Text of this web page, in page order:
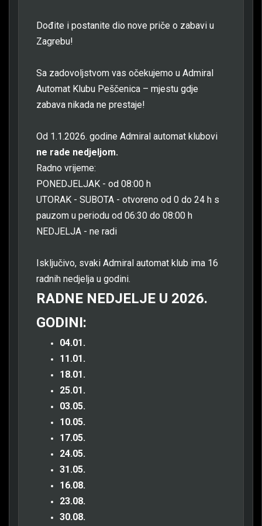
Dođite i postanite dio nove priče o zabavi u
Zagrebu!
Sa zadovoljstvom vas očekujemo u Admiral
Automat Klubu Peščenica – mjestu gdje
zabava nikada ne prestaje!
Od 1.1.2026. godine Admiral automat klubovi
ne rade nedjeljom.
Radno vrijeme:
PONEDJELJAK - od 08:00 h
UTORAK - SUBOTA - otvoreno od 0 do 24 h s
pauzom u periodu od 06:30 do 08:00 h
NEDJELJA - ne radi
Isključivo, svaki Admiral automat klub ima 16
radnih nedjelja u godini.
RADNE NEDJELJE U 2026.
GODINI:
04.01.
11.01.
18.01.
25.01.
03.05.
10.05.
17.05.
24.05.
31.05.
16.08.
23.08.
30.08.